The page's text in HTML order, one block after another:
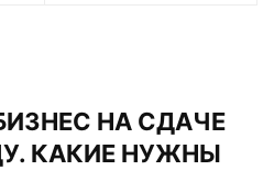
НА СДАЧЕ
КАКИЕ НУЖНЫ